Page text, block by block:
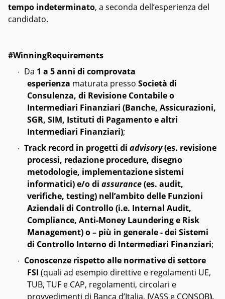
tempo indeterminato, a seconda dell’esperienza del
candidato.
#WinningRequirements
· Da 1 a 5 anni di comprovata
esperienza maturata presso Società di
Consulenza, di Revisione Contabile o
Intermediari Finanziari (Banche, Assicurazioni,
SGR, SIM, Istituti di Pagamento e altri
Intermediari Finanziari);
· Track record in progetti di advisory(es. revisione
processi, redazione procedure, disegno
metodologie, implementazione sistemi
informatici) e/o di assurance(es. audit,
verifiche, testing) nell’ambito delle Funzioni
Aziendali di Controllo (i.e. Internal Audit,
Compliance, Anti-Money Laundering e Risk
Management) o – più in generale - dei Sistemi
di Controllo Interno di Intermediari Finanziari;
·
Conoscenze rispetto alle normative di settore
FSI (quali ad esempio direttive e regolamenti UE,
TUB, TUF e CAP, regolamenti, circolari e
provvedimenti di Banca d’Italia, IVASS e CONSOB),